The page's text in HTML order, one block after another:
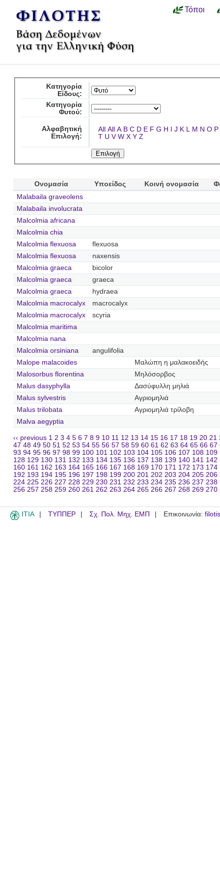
Τόποι
Κατηγορία
Είδους:
Κατηγορία
Φυτού:
Αλφαβητική
Επιλογή:
All All A B C D E F G H I J K L M N O P
T U V W X Y Z
Ονομασία Υποείδος Κοινή ονομασία
Malabaila graveolens
Malabaila involucrata
Malcolmia africana
Malcolmia chia
Malcolmia flexuosa
flexuosa
Malcolmia flexuosa
naxensis
Malcolmia graeca
bicolor
Malcolmia graeca
graeca
Malcolmia graeca
hydraea
Malcolmia macrocalyx
macrocalyx
Malcolmia macrocalyx
scyria
Malcolmia maritima
Malcolmia nana
Malcolmia orsiniana
angulifolia
Malope malacoides
Μαλώπη η μαλακοειδής
Malosorbus florentina
Μηλόσορβος
Malus dasyphylla
Δασύφυλλη μηλιά
Malus sylvestris
Αγριομηλιά
Malus trilobata
Αγριομηλιά τρίλοβη
Malva aegyptia
‹‹ previous 1 2 3 4 5 6 7 8 9 10 11 12 13 14 15 16 17 18 19 20 21
47 48 49 50 51 52 53 54 55 56 57 58 59 60 61 62 63 64 65 66 67
93 94 95 96 97 98 99 100 101 102 103 104 105 106 107 108 109
128 129 130 131 132 133 134 135 136 137 138 139 140 141 142
160 161 162 163 164 165 166 167 168 169 170 171 172 173 174
192 193 194 195 196 197 198 199 200 201 202 203 204 205 206
224 225 226 227 228 229 230 231 232 233 234 235 236 237 238
256 257 258 259 260 261 262 263 264 265 266 267 268 269 270
ITIA ΤΥΠΠΕΡ Σχ. Πολ. Μηχ. ΕΜΠ Επικοινωνία: